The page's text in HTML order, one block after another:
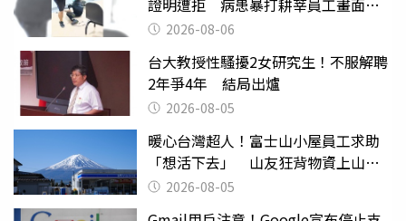
證明遭拒 病患暴打耕莘員工畫面曝
光 2026-08-06
台大教授性騷擾2女研究生！不服解聘
2年爭4年 結局出爐
2026-08-05
暖心台灣超人！富士山小屋員工求助
「想活下去」 山友狂背物資上山：
台灣真的是寶島
2026-08-05